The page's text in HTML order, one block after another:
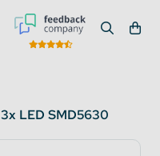
LED SMD5630